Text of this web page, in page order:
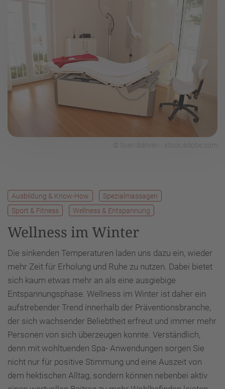
Ausbildung & Know-How
Spezialmassagen
Sport & Fitness
Wellness & Entspannung
Wellness im Winter
Die sinkenden Temperaturen laden uns dazu ein, wieder
mehr Zeit für Erholung und Ruhe zu nutzen. Dabei bietet
sich kaum etwas mehr an als eine ausgiebige
Entspannungsphase. Wellness im Winter ist daher ein
aufstrebender Trend innerhalb der Präventionsbranche,
der sich wachsender Beliebtheit erfreut und immer mehr
Personen von sich überzeugen konnte. Verständlich,
denn mit wohltuenden Spa- Anwendungen sorgen Sie
nicht nur für positive Stimmung und eine Auszeit von
dem hektischen Alltag, sondern können nebenbei aktiv